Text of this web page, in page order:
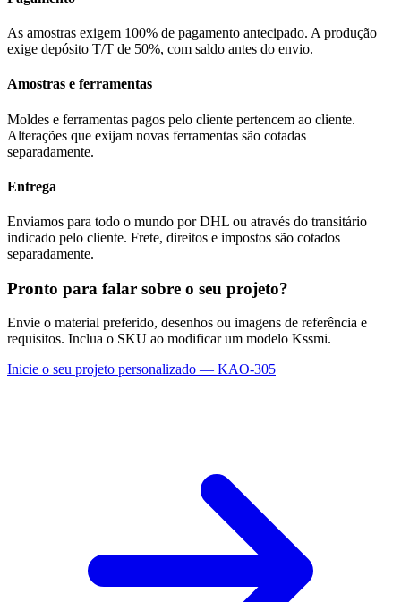
As amostras exigem 100% de pagamento antecipado. A produção
exige depósito T/T de 50%, com saldo antes do envio.
Amostras e ferramentas
Moldes e ferramentas pagos pelo cliente pertencem ao cliente.
Alterações que exijam novas ferramentas são cotadas
separadamente.
Entrega
Enviamos para todo o mundo por DHL ou através do transitário
indicado pelo cliente. Frete, direitos e impostos são cotados
separadamente.
Pronto para falar sobre o seu projeto?
Envie o material preferido, desenhos ou imagens de referência e
requisitos. Inclua o SKU ao modificar um modelo Kssmi.
Inicie o seu projeto personalizado — KAO-305